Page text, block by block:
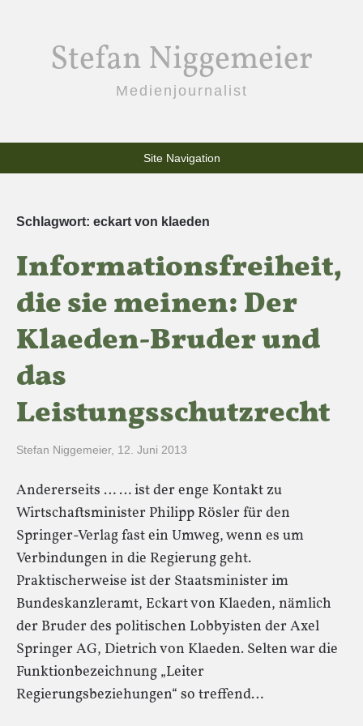
Stefan Niggemeier
Medienjournalist
Site Navigation
Schlagwort: eckart von klaeden
Informationsfreiheit,
die sie meinen: Der
Klaeden-Bruder und
das
Leistungsschutzrecht
Stefan Niggemeier, 12. Juni 2013
Andererseits … … ist der enge Kontakt zu
Wirtschaftsminister Philipp Rösler für den
Springer-Verlag fast ein Umweg, wenn es um
Verbindungen in die Regierung geht.
Praktischerweise ist der Staatsminister im
Bundeskanzleramt, Eckart von Klaeden, nämlich
der Bruder des politischen Lobbyisten der Axel
Springer AG, Dietrich von Klaeden. Selten war die
Funktionbezeichnung „Leiter
Regierungsbeziehungen“ so treffend…